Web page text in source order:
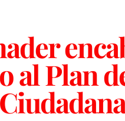
al Plan